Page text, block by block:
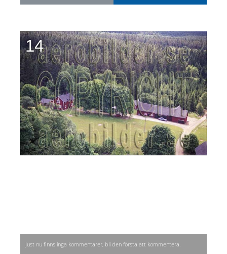
14
Just nu finns inga kommentarer, bli den första att kommentera.